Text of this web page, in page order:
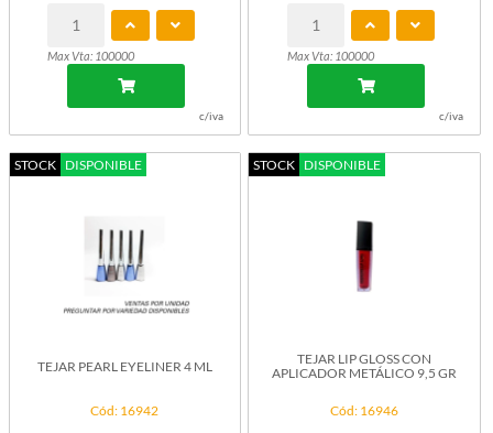
Max Vta: 100000
c/iva
Max Vta: 100000
c/iva
STOCK DISPONIBLE
TEJAR PEARL EYELINER 4 ML
Cód: 16942
STOCK DISPONIBLE
TEJAR LIP GLOSS CON
APLICADOR METÁLICO 9,5 GR
Cód: 16946